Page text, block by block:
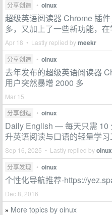
分享创造 • oinux
超级英语阅读器 Chrome 插
多，又加上了一些新功能，
Apr 18 • Lastly replied bymeekr
分享创造 • oinux
去年发布的超级英语阅读器
用户突然暴增 2000 多
Mar 15
分享创造
• oinux
Daily English — 每天只需 10
升英语阅读与口语的轻量学
Sep 16, 2025 • Lastly replied byoinux
分享发现 • oinux
个性化导航推荐-https://
Dec 8, 2016
» More topics by oinux